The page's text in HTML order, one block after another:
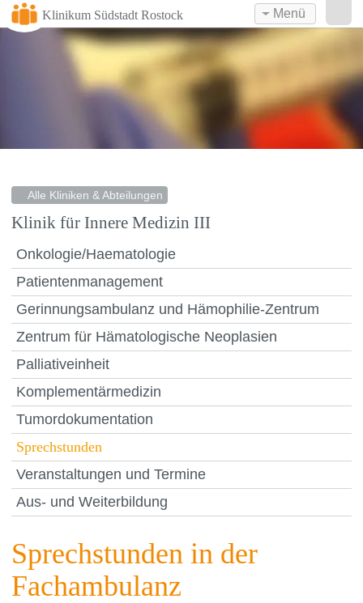
Klinikum Südstadt Rostock Menü
Alle Kliniken & Abteilungen
Klinik für Innere Medizin III
Onkologie/Haematologie
Patientenmanagement
Gerinnungsambulanz und Hämophilie-Zentrum
Zentrum für Hämatologische Neoplasien
Palliativeinheit
Komplementärmedizin
Tumordokumentation
Sprechstunden
Veranstaltungen und Termine
Aus- und Weiterbildung
Sprechstunden in der
Fachambulanz